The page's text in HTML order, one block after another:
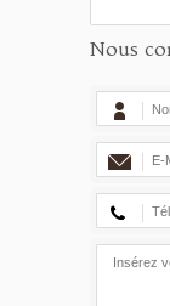
Nous